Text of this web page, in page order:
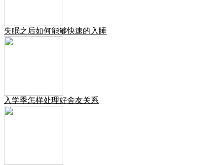
失眠之后如何能够快速的入睡
入学季怎样处理好舍友关系